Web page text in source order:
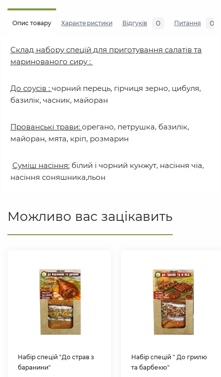
Опис товару Характеристики Відгуків 0 Питання 0
Склад набору спецій для приготування салатів та
маринованого сиру :
До соусів : чорний перець, гірчиця зерно, цибуля,
базилік, часник, майоран
Прованські трави: орегано, петрушка, базилік,
майоран, мята, кріп, розмарин
Суміш насіння: білий і чорний кунжут, насіння чіа,
насіння соняшника,льон
Можливо вас зацікавить
Набір спецій "До страв з
баранини"
Набір спецій " До грилю
та барбекю"